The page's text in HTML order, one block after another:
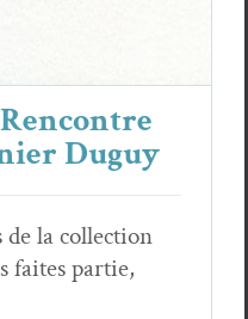
Duguy
de la collection
faites partie,